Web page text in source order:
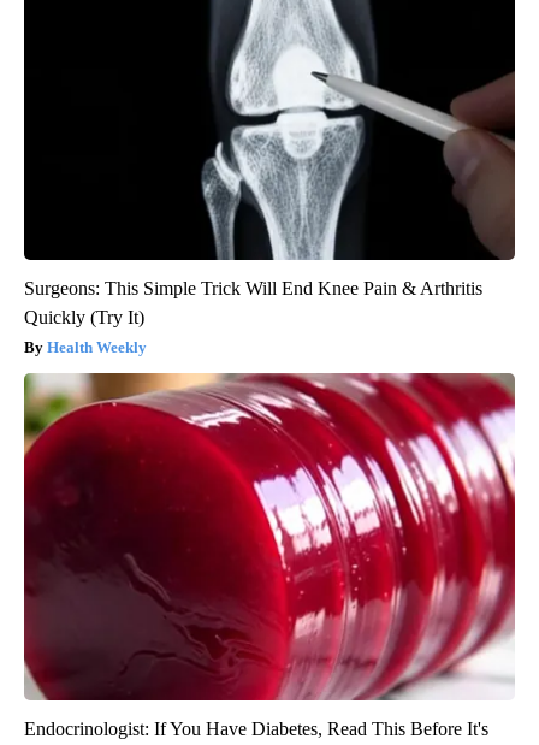
Surgeons: This Simple Trick Will End Knee Pain & Arthritis
Quickly (Try It)
Health Weekly
Endocrinologist: If You Have Diabetes, Read This Before It's